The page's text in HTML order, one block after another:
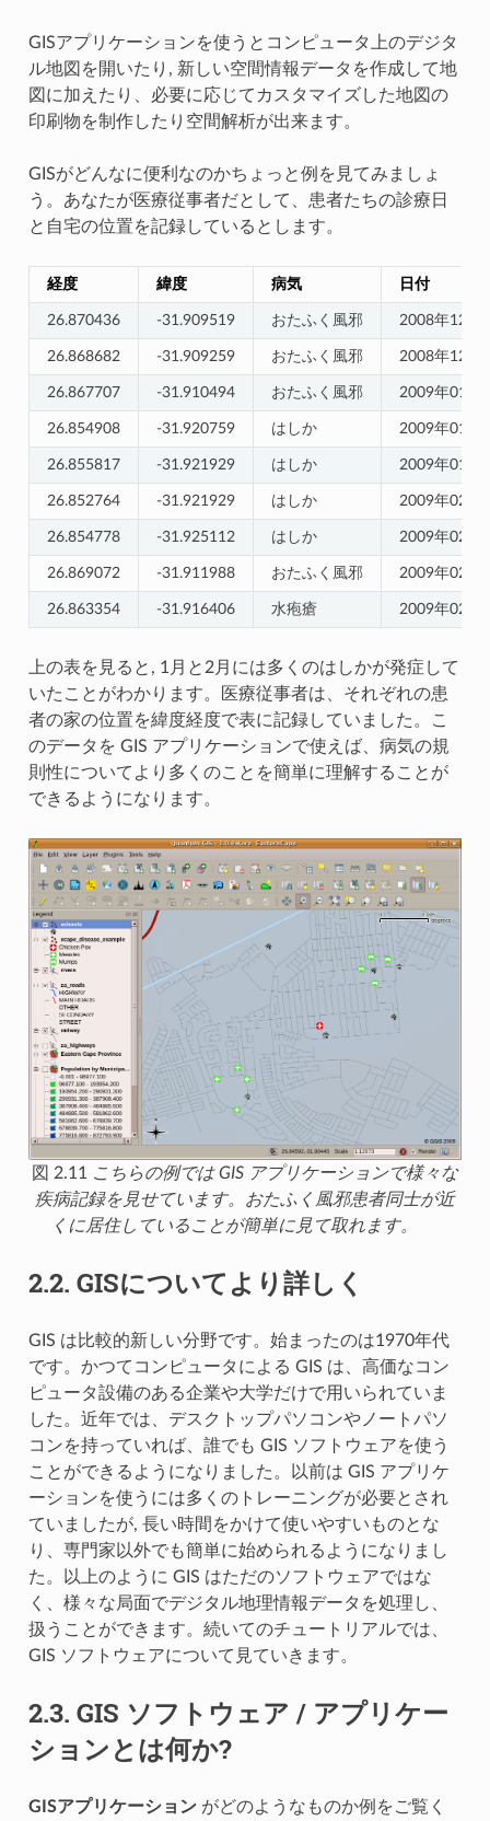
GISアプリケーションを使うとコンピュータ上のデジタ
ル地図を開いたり, 新しい空間情報データを作成して地
図に加えたり、必要に応じてカスタマイズした地図の
印刷物を制作したり空間解析が出来ます。
GISがどんなに便利なのかちょっと例を見てみましょ
う。あなたが医療従事者だとして、患者たちの診療日
と自宅の位置を記録しているとします。
経度 緯度 病気 日付
26.870436 -31.909519 おたふく風邪 2008年12月
26.868682 -31.909259 おたふく風邪 2008年12月
26.867707 -31.910494 おたふく風邪 2009年01月
26.854908 -31.920759 はしか 2009年01月
26.855817 -31.921929 はしか 2009年01月
26.852764 -31.921929 はしか 2009年02月
26.854778 -31.925112 はしか 2009年02月
26.869072 -31.911988 おたふく風邪 2009年02月
26.863354 -31.916406 水疱瘡 2009年02月
上の表を見ると, 1月と2月には多くのはしかが発症して
いたことがわかります。医療従事者は、それぞれの患
者の家の位置を緯度経度で表に記録していました。こ
のデータを GIS アプリケーションで使えば、病気の規
則性についてより多くのことを簡単に理解することが
できるようになります。
図 2.11
こちらの例では GIS アプリケーションで様々な
疾病記録を見せています。おたふく風邪患者同士が近
くに居住していることが簡単に見て取れます。
2.2. GISについてより詳しく
GIS は比較的新しい分野です。始まったのは1970年代
です。かつてコンピュータによる GIS は、高価なコン
ピュータ設備のある企業や大学だけで用いられていま
した。近年では、デスクトップパソコンやノートパソ
コンを持っていれば、誰でも GIS ソフトウェアを使う
ことができるようになりました。以前は GIS アプリケ
ーションを使うには多くのトレーニングが必要とされ
ていましたが, 長い時間をかけて使いやすいものとな
り、専門家以外でも簡単に始められるようになりまし
た。以上のように GIS はただのソフトウェアではな
く、様々な局面でデジタル地理情報データを処理し、
扱うことができます。続いてのチュートリアルでは、
GIS ソフトウェアについて見ていきます。
2.3. GIS ソフトウェア / アプリケー
ションとは何か?
GISアプリケーションがどのようなものか例をご覧く